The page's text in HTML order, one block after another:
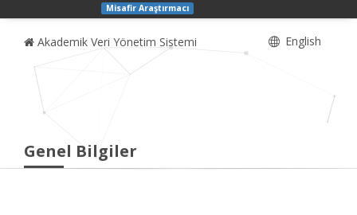
Misafir Araştırmacı
Akademik Veri Yönetim Sistemi English
Genel Bilgiler